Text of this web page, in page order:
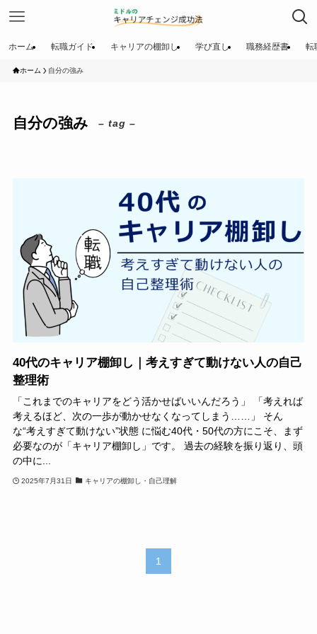
ホーム 転職ガイド キャリアの棚卸し 学び直し 職務経歴書 転
ホーム 自分の強み
自分の強み – tag –
40代のキャリア棚卸し｜考えすぎて動けない人の自己
整理術
「これまでのキャリアをどう活かせばいいんだろう」 「考えれば
考えるほど、次の一歩が動かせなくなってしまう……」 そん
な“考えすぎて動けない”状態 に悩む40代・50代の方にこそ、まず
必要なのが「キャリア棚卸し」です。 過去の経験を振り返り、頭
の中に...
2025年7月31日 キャリアの棚卸し・自己理解
1